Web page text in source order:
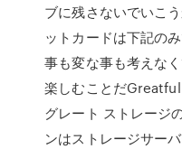
ブに残さないでいこ
ットカードは下記の
事も変な事も考えな
楽しむことだ
グレート ストレージ
ンはストレージサー